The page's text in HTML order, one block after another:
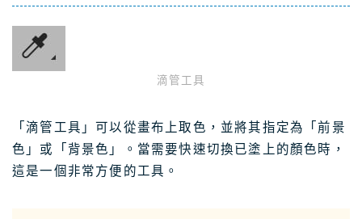
滴管工具
「滴管工具」可以從畫布上取色，並將其指定為「前景
色」或「背景色」。當需要快速切換已塗上的顏色時，
這是一個非常方便的工具。